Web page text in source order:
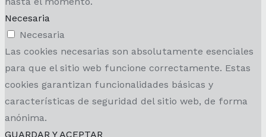
Necesaria
Necesaria
Las cookies necesarias son absolutamente esenciales
para que el sitio web funcione correctamente. Estas
cookies garantizan funcionalidades básicas y
características de seguridad del sitio web, de forma
anónima.
GUARDAR Y ACEPTAR